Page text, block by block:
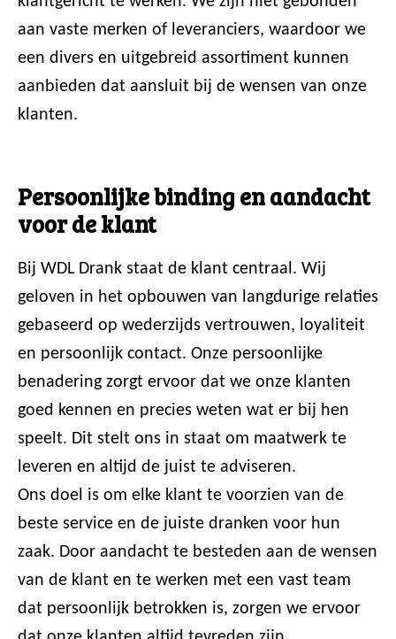
aan vaste merken of leveranciers, waardoor we
een divers en uitgebreid assortiment kunnen
aanbieden dat aansluit bij de wensen van onze
klanten.
Persoonlijke binding en aandacht
voor de klant
Bij WDL Drank staat de klant centraal. Wij
geloven in het opbouwen van langdurige relaties
gebaseerd op wederzijds vertrouwen, loyaliteit
en persoonlijk contact. Onze persoonlijke
benadering zorgt ervoor dat we onze klanten
goed kennen en precies weten wat er bij hen
speelt. Dit stelt ons in staat om maatwerk te
leveren en altijd de juist te adviseren.
Ons doel is om elke klant te voorzien van de
beste service en de juiste dranken voor hun
zaak. Door aandacht te besteden aan de wensen
van de klant en te werken met een vast team
dat persoonlijk betrokken is, zorgen we ervoor